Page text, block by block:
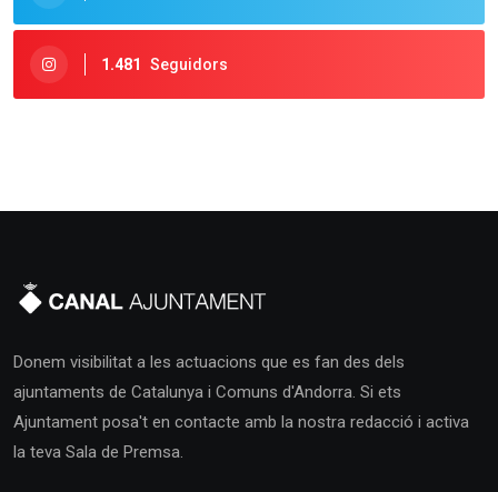
1.481 Seguidors
Donem visibilitat a les actuacions que es fan des dels
ajuntaments de Catalunya i Comuns d'Andorra. Si ets
Ajuntament posa't en contacte amb la nostra redacció i activa
la teva Sala de Premsa.